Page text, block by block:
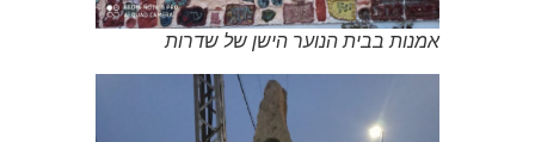
אמנות בבית הנוער הישן של שדרות